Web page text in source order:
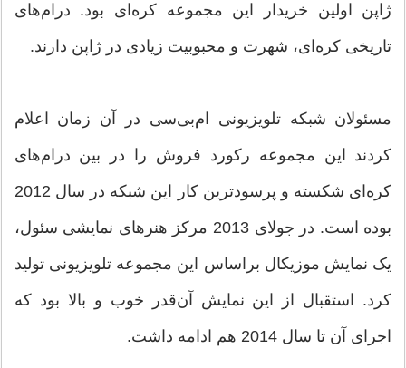
ژاپن اولین خریدار این مجموعه کره‌ای بود. درام‌های
تاریخی کره‌ای، شهرت و محبوبیت زیادی در ژاپن دارند.
مسئولان شبکه‌ تلویزیونی ام‌بی‌سی در آن زمان اعلام
کردند این مجموعه رکورد فروش را در بین درام‌های
کره‌ای شکسته و پرسودترین کار این شبکه در سال 2012
بوده است. در جولای 2013 مرکز هنرهای نمایشی سئول،
یک نمایش موزیکال براساس این مجموعه تلویزیونی تولید
کرد. استقبال از این نمایش آن‌قدر خوب و بالا بود که
اجرای آن تا سال 2014 هم ادامه داشت.